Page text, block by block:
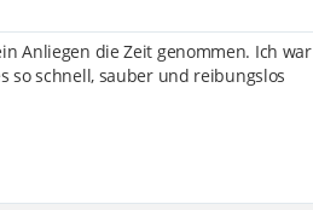
Anliegen die Zeit genommen. Ich war
so schnell, sauber und reibungslos